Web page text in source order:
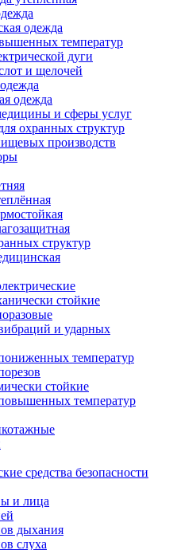
одежда
температур
дуги
и щелочей
одежда
и сферы услуг
охранных структур
производств
структур
стойкие
и ударных
температур
стойкие
температур
средства безопасности
и лица
дыхания
слуха